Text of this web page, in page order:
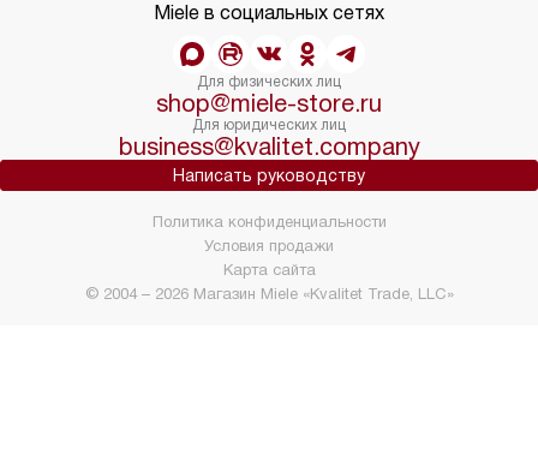
Miele в социальных сетях
Для физических лиц
shop@miele-store.ru
Для юридических лиц
business@kvalitet.company
Написать руководству
© 2004 – 2026 Магазин Miele «Kvalitet Trade, LLC»
Политика конфиденциальности
Условия продажи
Карта сайта